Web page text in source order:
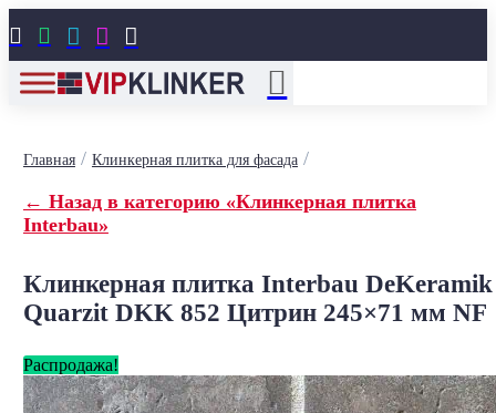
    
Главная/ Клинкерная плитка для фасада/
← Назад в категорию «Клинкерная плитка
Interbau»
Клинкерная плитка Interbau DeKeramik
Quarzit DKK 852 Цитрин 245×71 мм NF
Распродажа!